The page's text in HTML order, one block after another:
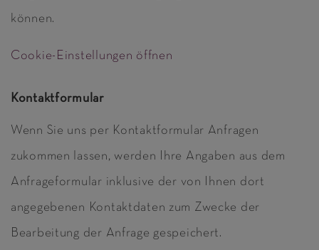
können.
Cookie-Einstellungen öffnen
Kontaktformular
Wenn Sie uns per Kontaktformular Anfragen
zukommen lassen, werden Ihre Angaben aus dem
Anfrageformular inklusive der von Ihnen dort
angegebenen Kontaktdaten zum Zwecke der
Bearbeitung der Anfrage gespeichert.